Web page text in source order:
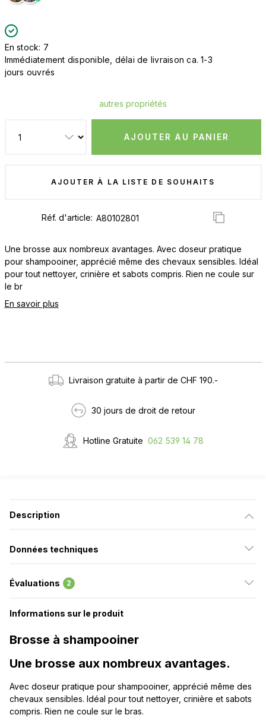
En stock: 7
Immédiatement disponible, délai de livraison ca. 1-3
jours ouvrés
autres propriétés
AJOUTER AU PANIER
AJOUTER À LA LISTE DE SOUHAITS
Réf. d'article:
Une brosse aux nombreux avantages. Avec doseur pratique
pour shampooiner, apprécié même des chevaux sensibles. Idéal
pour tout nettoyer, crinière et sabots compris. Rien ne coule sur
le br
En savoir plus
Livraison gratuite à partir de CHF 190.-
30 jours de droit de retour
Hotline Gratuite 062 539 14 78
Description
Données techniques
Évaluations 2
Informations sur le produit
Brosse à shampooiner
Une brosse aux nombreux avantages.
Avec doseur pratique pour shampooiner, apprécié même des
chevaux sensibles. Idéal pour tout nettoyer, crinière et sabots
compris. Rien ne coule sur le bras.